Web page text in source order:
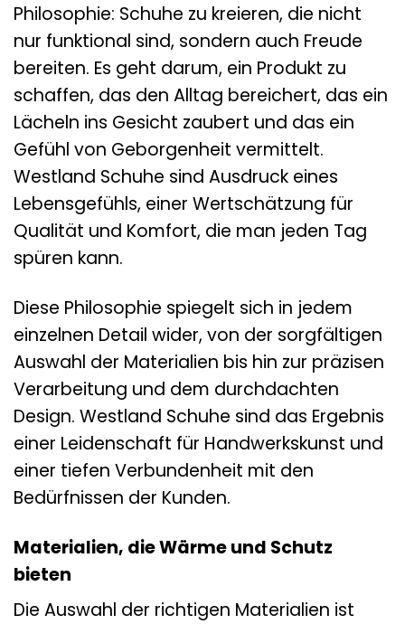
Philosophie: Schuhe zu kreieren, die nicht
nur funktional sind, sondern auch Freude
bereiten. Es geht darum, ein Produkt zu
schaffen, das den Alltag bereichert, das ein
Lächeln ins Gesicht zaubert und das ein
Gefühl von Geborgenheit vermittelt.
Westland Schuhe sind Ausdruck eines
Lebensgefühls, einer Wertschätzung für
Qualität und Komfort, die man jeden Tag
spüren kann.
Diese Philosophie spiegelt sich in jedem
einzelnen Detail wider, von der sorgfältigen
Auswahl der Materialien bis hin zur präzisen
Verarbeitung und dem durchdachten
Design. Westland Schuhe sind das Ergebnis
einer Leidenschaft für Handwerkskunst und
einer tiefen Verbundenheit mit den
Bedürfnissen der Kunden.
Materialien, die Wärme und Schutz
bieten
Die Auswahl der richtigen Materialien ist